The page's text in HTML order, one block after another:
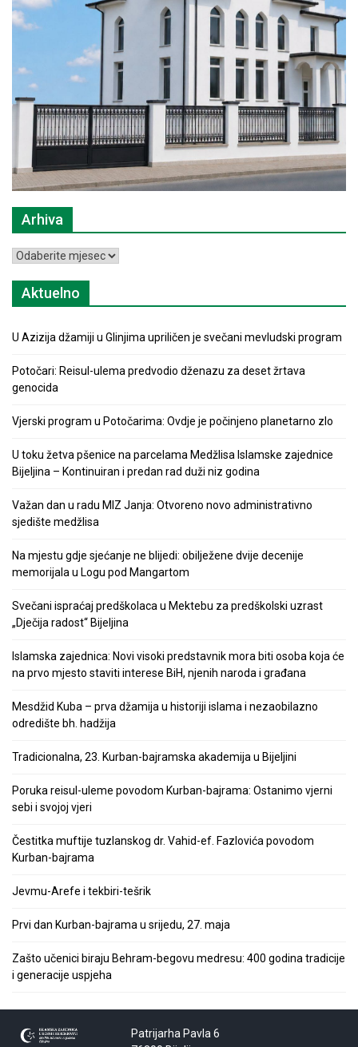
Arhiva
Arhiva
Aktuelno
U Azizija džamiji u Glinjima upriličen je svečani mevludski program
Potočari: Reisul-ulema predvodio dženazu za deset žrtava
genocida
Vjerski program u Potočarima: Ovdje je počinjeno planetarno zlo
U toku žetva pšenice na parcelama Medžlisa Islamske zajednice
Bijeljina – Kontinuiran i predan rad duži niz godina
Važan dan u radu MIZ Janja: Otvoreno novo administrativno
sjedište medžlisa
Na mjestu gdje sjećanje ne blijedi: obilježene dvije decenije
memorijala u Logu pod Mangartom
Svečani ispraćaj predškolaca u Mektebu za predškolski uzrast
„Dječija radost“ Bijeljina
Islamska zajednica: Novi visoki predstavnik mora biti osoba koja će
na prvo mjesto staviti interese BiH, njenih naroda i građana
Mesdžid Kuba – prva džamija u historiji islama i nezaobilazno
odredište bh. hadžija
Tradicionalna, 23. Kurban-bajramska akademija u Bijeljini
Poruka reisul-uleme povodom Kurban-bajrama: Ostanimo vjerni
sebi i svojoj vjeri
Čestitka muftije tuzlanskog dr. Vahid-ef. Fazlovića povodom
Kurban-bajrama
Jevmu-Arefe i tekbiri-tešrik
Prvi dan Kurban-bajrama u srijedu, 27. maja
Zašto učenici biraju Behram-begovu medresu: 400 godina tradicije
i generacije uspjeha
Patrijarha Pavla 6